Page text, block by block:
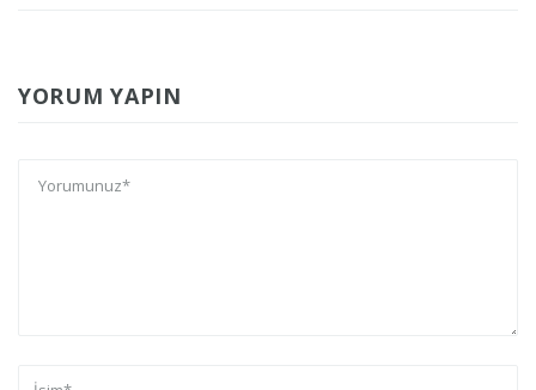
YORUM YAPIN